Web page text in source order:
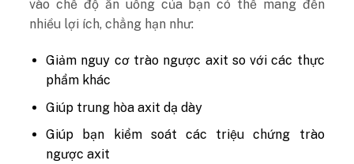
vào chế độ ăn uống của bạn có thể mang đến
nhiều lợi ích, chẳng hạn như:
Giảm nguy cơ trào ngược axit so với các thực
phẩm khác
Giúp trung hòa axit dạ dày
Giúp bạn kiểm soát các triệu chứng trào
ngược axit